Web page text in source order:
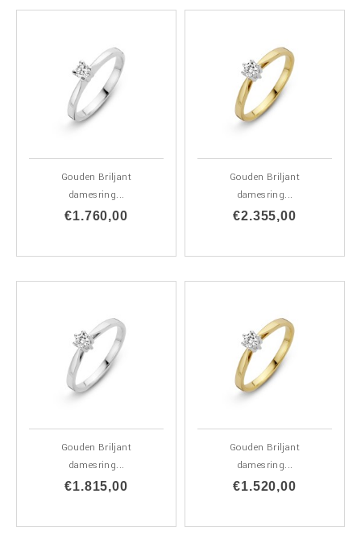
Gouden Briljant
damesring...
€1.760,00
Gouden Briljant
damesring...
€2.355,00
Gouden Briljant
damesring...
€1.815,00
Gouden Briljant
damesring...
€1.520,00